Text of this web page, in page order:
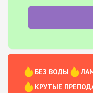
БЕЗ ВОДЫ
КРУТЫЕ